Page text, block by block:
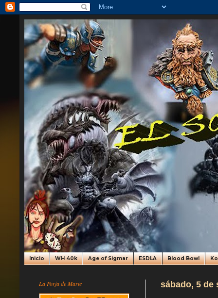
Inicio WH 40k Age of Sigmar ESDLA Blood Bowl
sábado, 5 de
La Forja de Marte